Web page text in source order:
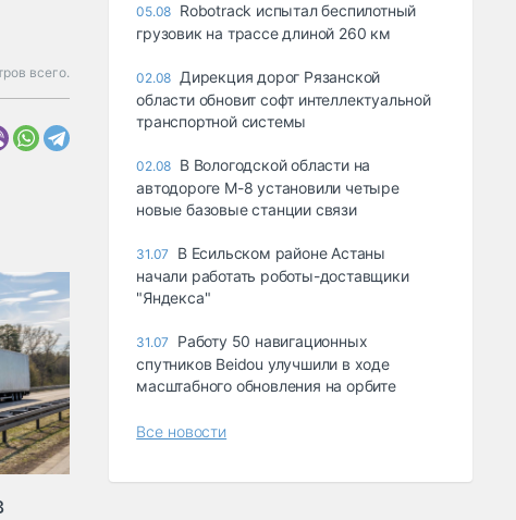
всего.
05.08 Robotrack испытал беспилотный
грузовик на трассе длиной 260 км
02.08 Дирекция дорог Рязанской
области обновит софт интеллектуальной
транспортной системы
02.08 В Вологодской области на
автодороге М-8 установили четыре
новые базовые станции связи
31.07
В Есильском районе Астаны
начали работать роботы-доставщики
"Яндекса"
31.07
Работу 50 навигационных
спутников Beidou улучшили в ходе
масштабного обновления на орбите
Все новости